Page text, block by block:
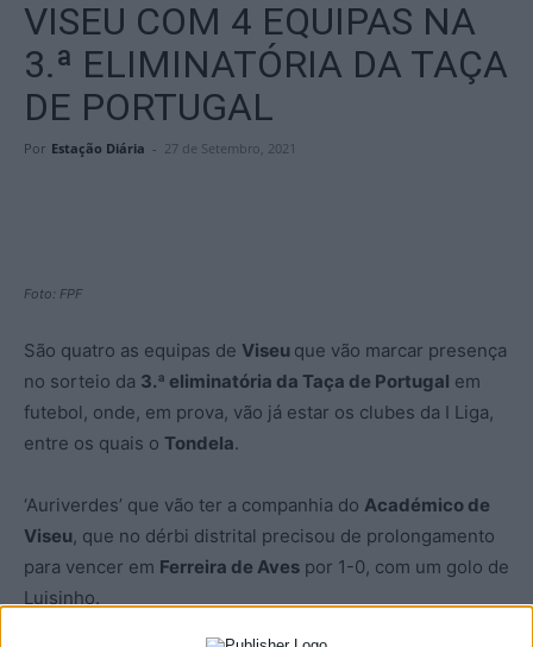
VISEU COM 4 EQUIPAS NA
3.ª ELIMINATÓRIA DA TAÇA
DE PORTUGAL
Por Estação Diária - 27 de Setembro, 2021
Foto: FPF
São quatro as equipas de Viseu que vão marcar presença
no sorteio da 3.ª eliminatória da Taça de Portugal em
futebol, onde, em prova, vão já estar os clubes da I Liga,
entre os quais o Tondela.
‘Auriverdes’ que vão ter a companhia do Académico de
Viseu, que no dérbi distrital precisou de prolongamento
para vencer em Ferreira de Aves por 1-0, com um golo de
Luisinho.